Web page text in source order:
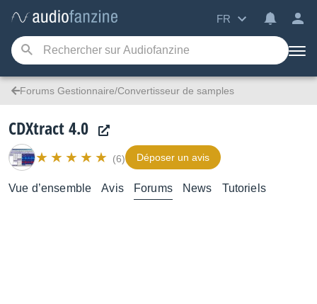
FR
Forums Gestionnaire/Convertisseur de samples
CDXtract 4.0
(6) Déposer un avis
Vue d’ensemble Avis Forums News Tutoriels